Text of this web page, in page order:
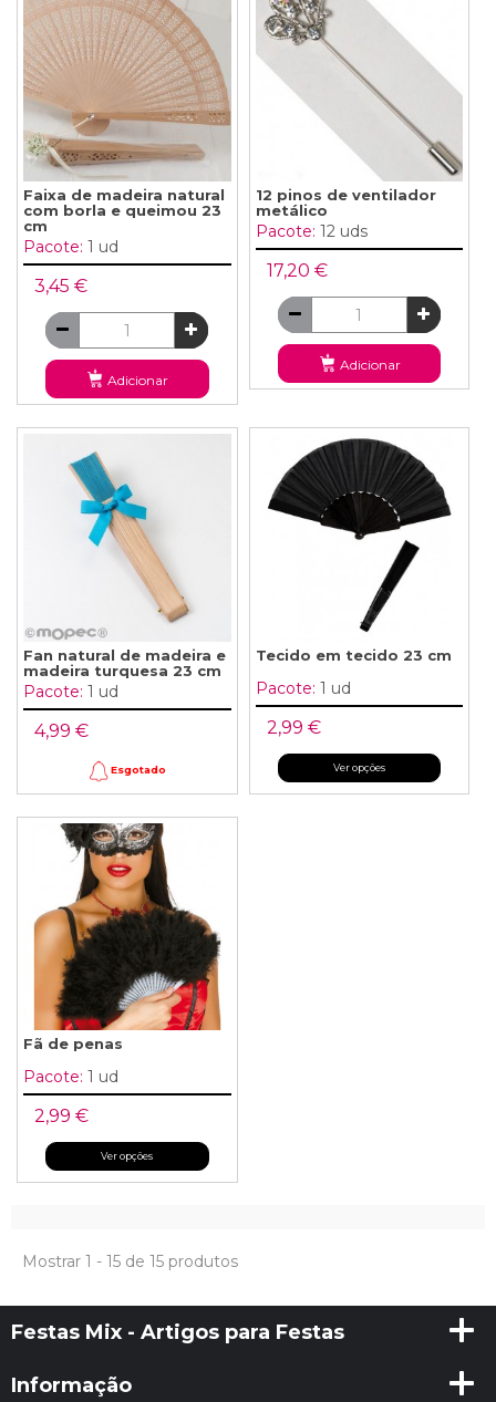
Faixa de madeira natural
com borla e queimou 23
cm
Pacote: 1 ud
3,45 €
Adicionar
12 pinos de ventilador
metálico
Pacote: 12 uds
17,20 €
Adicionar
Fan natural de madeira e
madeira turquesa 23 cm
Pacote: 1 ud
4,99 €
Esgotado
Tecido em tecido 23 cm
Pacote: 1 ud
2,99 €
Ver opções
Fã de penas
Pacote: 1 ud
2,99 €
Ver opções
Mostrar 1 - 15 de 15 produtos
Festas Mix - Artigos para Festas
Informação